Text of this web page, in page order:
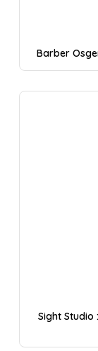
Barber
Sight Studio